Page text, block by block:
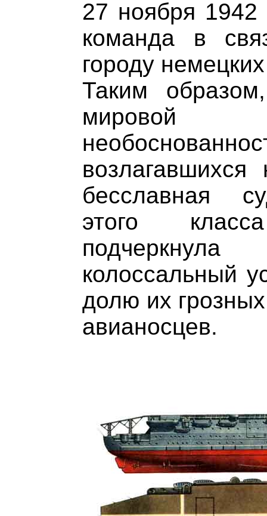
27 ноября 1942
команда в
городу
Таким
мировой
бесславная
этого
колоссальный
долю их
авианосцев.